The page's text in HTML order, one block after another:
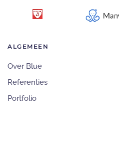
ALGEMEEN
Over Blue
Referenties
Portfolio